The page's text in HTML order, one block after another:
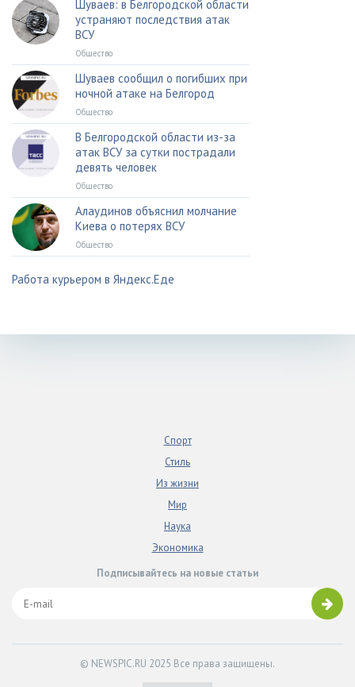
Шуваев: в Белгородской области
устраняют последствия атак
ВСУ
Общество
Шуваев сообщил о погибших при
ночной атаке на Белгород
Общество
В Белгородской области из-за
атак ВСУ за сутки пострадали
девять человек
Общество
Алаудинов объяснил молчание
Киева о потерях ВСУ
Общество
Работа курьером в Яндекс.Еде
Спорт
Стиль
Из жизни
Мир
Наука
Экономика
Подписывайтесь на новые статьи
© NEWSPIC.RU 2025 Все права защищены.